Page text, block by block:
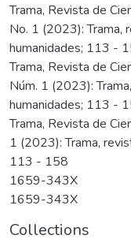
Trama, Revista de
No. 1 (2023): Trama,
humanidades; 113 -
Trama, Revista de
Núm. 1 (2023):
humanidades; 113 -
Trama, Revista de
1 (2023): Trama,
113 - 158
1659-343X
1659-343X
Collections